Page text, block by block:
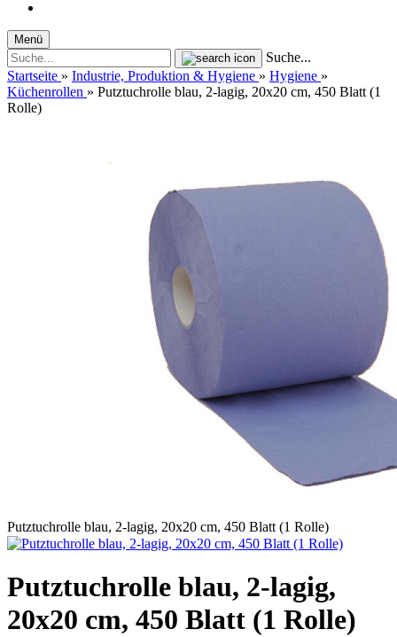
Menü
Suche...
Startseite » Industrie, Produktion & Hygiene » Hygiene »
Küchenrollen » Putztuchrolle blau, 2-lagig, 20x20 cm, 450 Blatt (1
Rolle)
Putztuchrolle blau, 2-lagig, 20x20 cm, 450 Blatt (1 Rolle)
Putztuchrolle blau, 2-lagig,
20x20 cm, 450 Blatt (1 Rolle)